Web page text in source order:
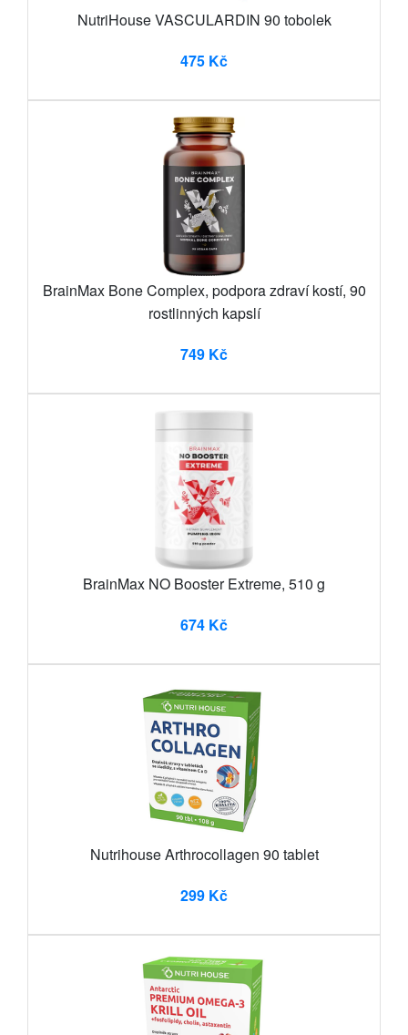
NutriHouse VASCULARDIN 90 tobolek
475 Kč
BrainMax Bone Complex, podpora zdraví kostí, 90
rostlinných kapslí
749 Kč
BrainMax NO Booster Extreme, 510 g
674 Kč
Nutrihouse Arthrocollagen 90 tablet
299 Kč